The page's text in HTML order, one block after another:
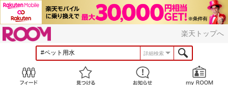
楽天トップへ
詳細検索
見つける お知らせ